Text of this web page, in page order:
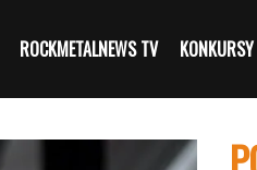
ROCKMETALNEWS TV KONKURSY